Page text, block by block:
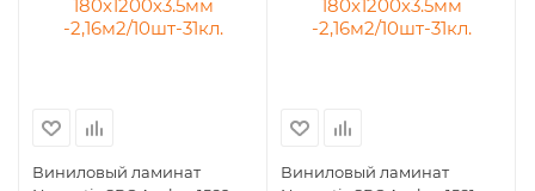
Виниловый ламинат
Виниловый ламинат